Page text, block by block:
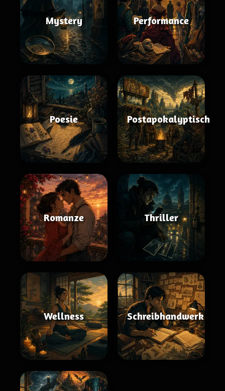
Mystery Performance
Poesie Postapokalyptisch
Romanze Thriller
Wellness Schreibhandwerk